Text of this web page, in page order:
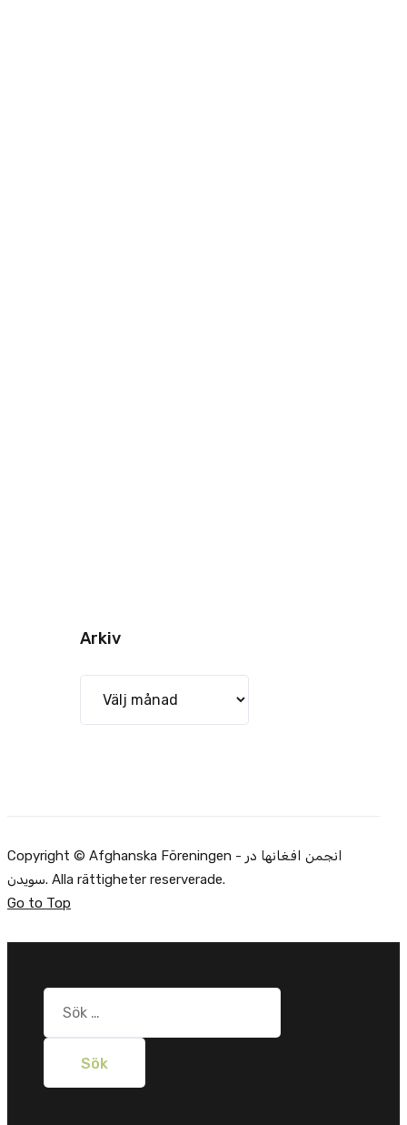
Arkiv
Copyright © Afghanska Föreningen - انجمن افغانها در
سویدن. Alla rättigheter reserverade.
Go to Top
Sök
efter: